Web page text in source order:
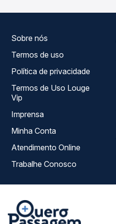
Sobre nós
Termos de uso
Política de privacidade
Termos de Uso Louge
Vip
Imprensa
Minha Conta
Atendimento Online
Trabalhe Conosco